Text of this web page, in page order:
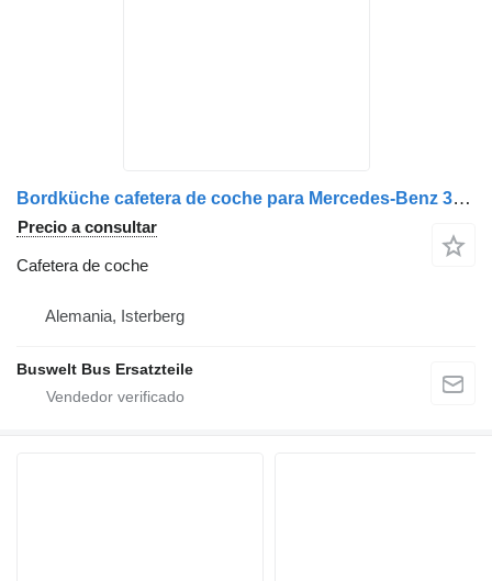
Bordküche cafetera de coche para Mercedes-Benz 3er Reihe GT/ GTHD/ NF/ UL/ HDH autobús
Precio a consultar
Cafetera de coche
Alemania, Isterberg
Buswelt Bus Ersatzteile